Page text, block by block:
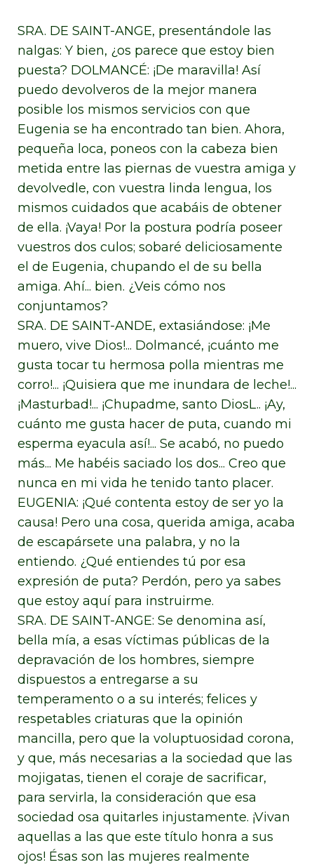
SRA. DE SAINT-ANGE, presentándole las
nalgas: Y bien, ¿os parece que estoy bien
puesta? DOLMANCÉ: ¡De maravilla! Así
puedo devolveros de la mejor manera
posible los mismos servicios con que
Eugenia se ha encontrado tan bien. Ahora,
pequeña loca, poneos con la cabeza bien
metida entre las piernas de vuestra amiga y
devolvedle, con vuestra linda lengua, los
mismos cuidados que acabáis de obtener
de ella. ¡Vaya! Por la postura podría poseer
vuestros dos culos; sobaré deliciosamente
el de Eugenia, chupando el de su bella
amiga. Ahí... bien. ¿Veis cómo nos
conjuntamos?
SRA. DE SAINT-ANDE, extasiándose: ¡Me
muero, vive Dios!... Dolmancé, ¡cuánto me
gusta tocar tu hermosa polla mientras me
corro!... ¡Quisiera que me inundara de leche!...
¡Masturbad!... ¡Chupadme, santo DiosL.. ¡Ay,
cuánto me gusta hacer de puta, cuando mi
esperma eyacula así!... Se acabó, no puedo
más... Me habéis saciado los dos... Creo que
nunca en mi vida he tenido tanto placer.
EUGENIA: ¡Qué contenta estoy de ser yo la
causa! Pero una cosa, querida amiga, acaba
de escapársete una palabra, y no la
entiendo. ¿Qué entiendes tú por esa
expresión de puta? Perdón, pero ya sabes
que estoy aquí para instruirme.
SRA. DE SAINT-ANGE: Se denomina así,
bella mía, a esas víctimas públicas de la
depravación de los hombres, siempre
dispuestos a entregarse a su
temperamento o a su interés; felices y
respetables criaturas que la opinión
mancilla, pero que la voluptuosidad corona,
y que, más necesarias a la sociedad que las
mojigatas, tienen el coraje de sacrificar,
para servirla, la consideración que esa
sociedad osa quitarles injustamente. ¡Vivan
aquellas a las que este título honra a sus
ojos! Ésas son las mujeres realmente